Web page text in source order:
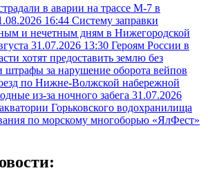
в аварии на трассе М-7 в
16:44 Систему заправки
и нечетным дням в Нижегородской
31.07.2026 13:30 Героям России в
хотят предоставить землю без
штрафы за нарушение оборота вейпов
по Нижне-Волжской набережной
из-за ночного забега 31.07.2026
Горьковского водохранилища
по морскому многоборью «ЯлФест»